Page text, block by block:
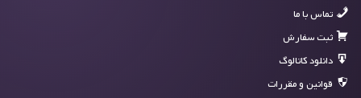
تماس با ما
ثبت سفارش
دانلود کاتالوگ
قوانین و مقررات